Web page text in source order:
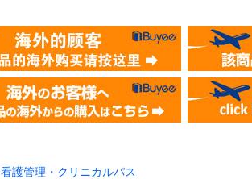
看護管理・クリニカルパス